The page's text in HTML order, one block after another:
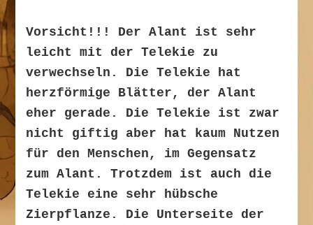
Vorsicht!!! Der Alant ist sehr
leicht mit der Telekie zu
verwechseln. Die Telekie hat
herzförmige Blätter, der Alant
eher gerade. Die Telekie ist zwar
nicht giftig aber hat kaum Nutzen
für den Menschen, im Gegensatz
zum Alant. Trotzdem ist auch die
Telekie eine sehr hübsche
Zierpflanze. Die Unterseite der